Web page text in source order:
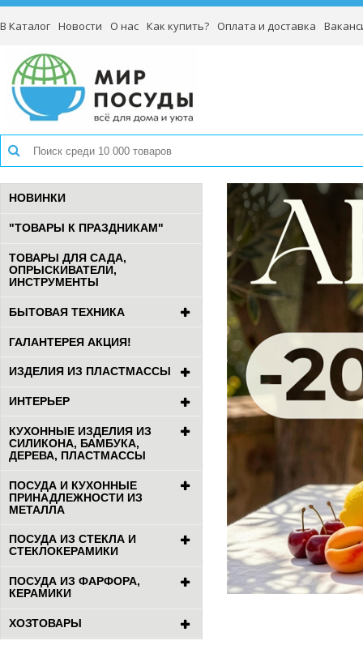
В Каталог Новости О нас Как купить? Оплата и доставка
НОВИНКИ
"ТОВАРЫ К ПРАЗДНИКАМ"
ТОВАРЫ ДЛЯ САДА,
ОПРЫСКИВАТЕЛИ,
ИНСТРУМЕНТЫ
БЫТОВАЯ ТЕХНИКА
ГАЛАНТЕРЕЯ АКЦИЯ!
ИЗДЕЛИЯ ИЗ ПЛАСТМАССЫ
ИНТЕРЬЕР
КУХОННЫЕ ИЗДЕЛИЯ ИЗ
СИЛИКОНА, БАМБУКА,
ДЕРЕВА, ПЛАСТМАССЫ
ПОСУДА И КУХОННЫЕ
ПРИНАДЛЕЖНОСТИ ИЗ
МЕТАЛЛА
ПОСУДА ИЗ СТЕКЛА И
СТЕКЛОКЕРАМИКИ
ПОСУДА ИЗ ФАРФОРА,
КЕРАМИКИ
ХОЗТОВАРЫ